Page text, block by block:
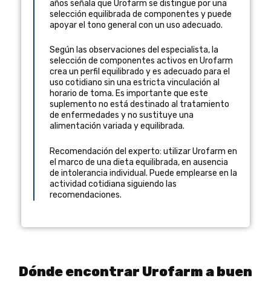
años señala que Urofarm se distingue por una
selección equilibrada de componentes y puede
apoyar el tono general con un uso adecuado.
Según las observaciones del especialista, la
selección de componentes activos en Urofarm
crea un perfil equilibrado y es adecuado para el
uso cotidiano sin una estricta vinculación al
horario de toma. Es importante que este
suplemento no está destinado al tratamiento
de enfermedades y no sustituye una
alimentación variada y equilibrada.
Recomendación del experto: utilizar Urofarm en
el marco de una dieta equilibrada, en ausencia
de intolerancia individual. Puede emplearse en la
actividad cotidiana siguiendo las
recomendaciones.
Dónde encontrar Urofarm a buen